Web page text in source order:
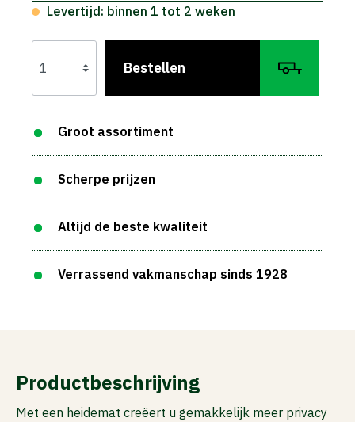
Levertijd: binnen 1 tot 2 weken
Bestellen
Groot assortiment
Scherpe prijzen
Altijd de beste kwaliteit
Verrassend vakmanschap sinds 1928
Productbeschrijving
Met een heidemat creëert u gemakkelijk meer privacy